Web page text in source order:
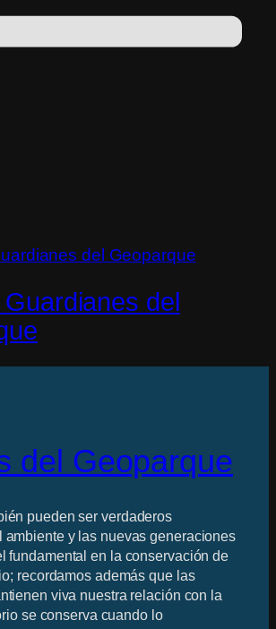
del
del Geoparque
pueden ser verdaderos
ambiente y las nuevas generaciones
fundamental en la conservación de
recordamos además que las
viva nuestra relación con la
se conserva cuando lo